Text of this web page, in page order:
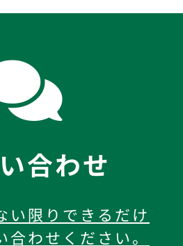
合わせ
い限りできるだけ
わせください。